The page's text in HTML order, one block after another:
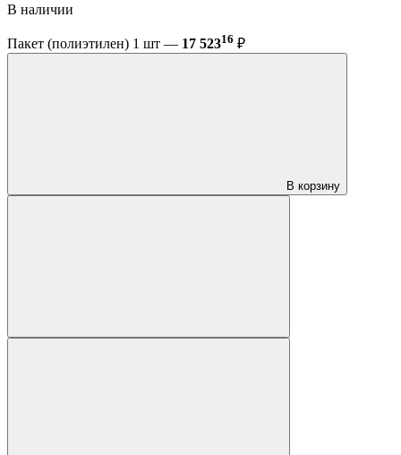
В наличии
Пакет (полиэтилен) 1 шт — 17 52316 ₽
В корзину